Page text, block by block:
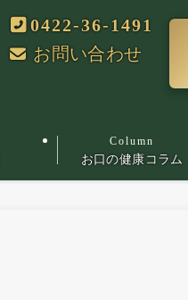
0422-36-1491
お問い合わせ
お口の健康コラム